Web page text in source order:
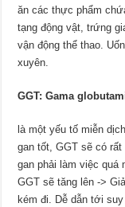
ăn các thực phẩm
tạng động vật, trứng
vận động thể thao.
xuyên.
GGT: Gama
là một yếu tố miễn
gan tốt, GGT sẽ có
gan phải làm việc quá
GGT sẽ tăng lên ->
kém đi. Dễ dẫn tới